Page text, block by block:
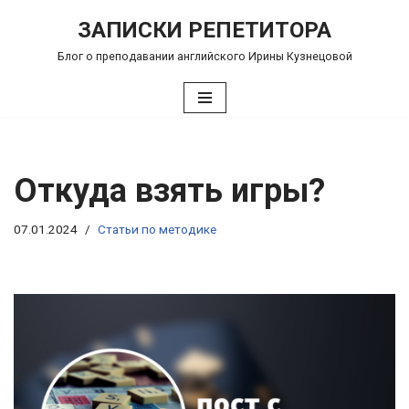
Перейти
ЗАПИСКИ РЕПЕТИТОРА
Блог о преподавании английского Ирины Кузнецовой
Откуда взять игры?
07.01.2024 Статьи по методике